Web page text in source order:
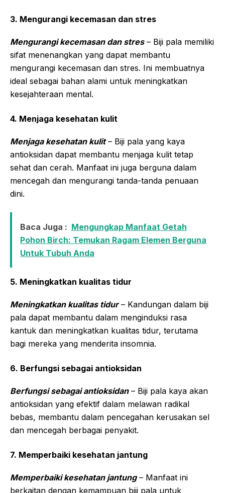
3. Mengurangi kecemasan dan stres
Mengurangi kecemasan dan stres– Biji pala memiliki
sifat menenangkan yang dapat membantu
mengurangi kecemasan dan stres. Ini membuatnya
ideal sebagai bahan alami untuk meningkatkan
kesejahteraan mental.
4. Menjaga kesehatan kulit
Menjaga kesehatan kulit– Biji pala yang kaya
antioksidan dapat membantu menjaga kulit tetap
sehat dan cerah. Manfaat ini juga berguna dalam
mencegah dan mengurangi tanda-tanda penuaan
dini.
Baca Juga : Mengungkap Manfaat Getah
Pohon Birch: Temukan Ragam Elemen Berguna
Untuk Tubuh Anda
5. Meningkatkan kualitas tidur
Meningkatkan kualitas tidur– Kandungan dalam biji
pala dapat membantu dalam menginduksi rasa
kantuk dan meningkatkan kualitas tidur, terutama
bagi mereka yang menderita insomnia.
6. Berfungsi sebagai antioksidan
Berfungsi sebagai antioksidan– Biji pala kaya akan
antioksidan yang efektif dalam melawan radikal
bebas, membantu dalam pencegahan kerusakan sel
dan mencegah berbagai penyakit.
7. Memperbaiki kesehatan jantung
Memperbaiki kesehatan jantung– Manfaat ini
berkaitan dengan kemampuan biji pala untuk